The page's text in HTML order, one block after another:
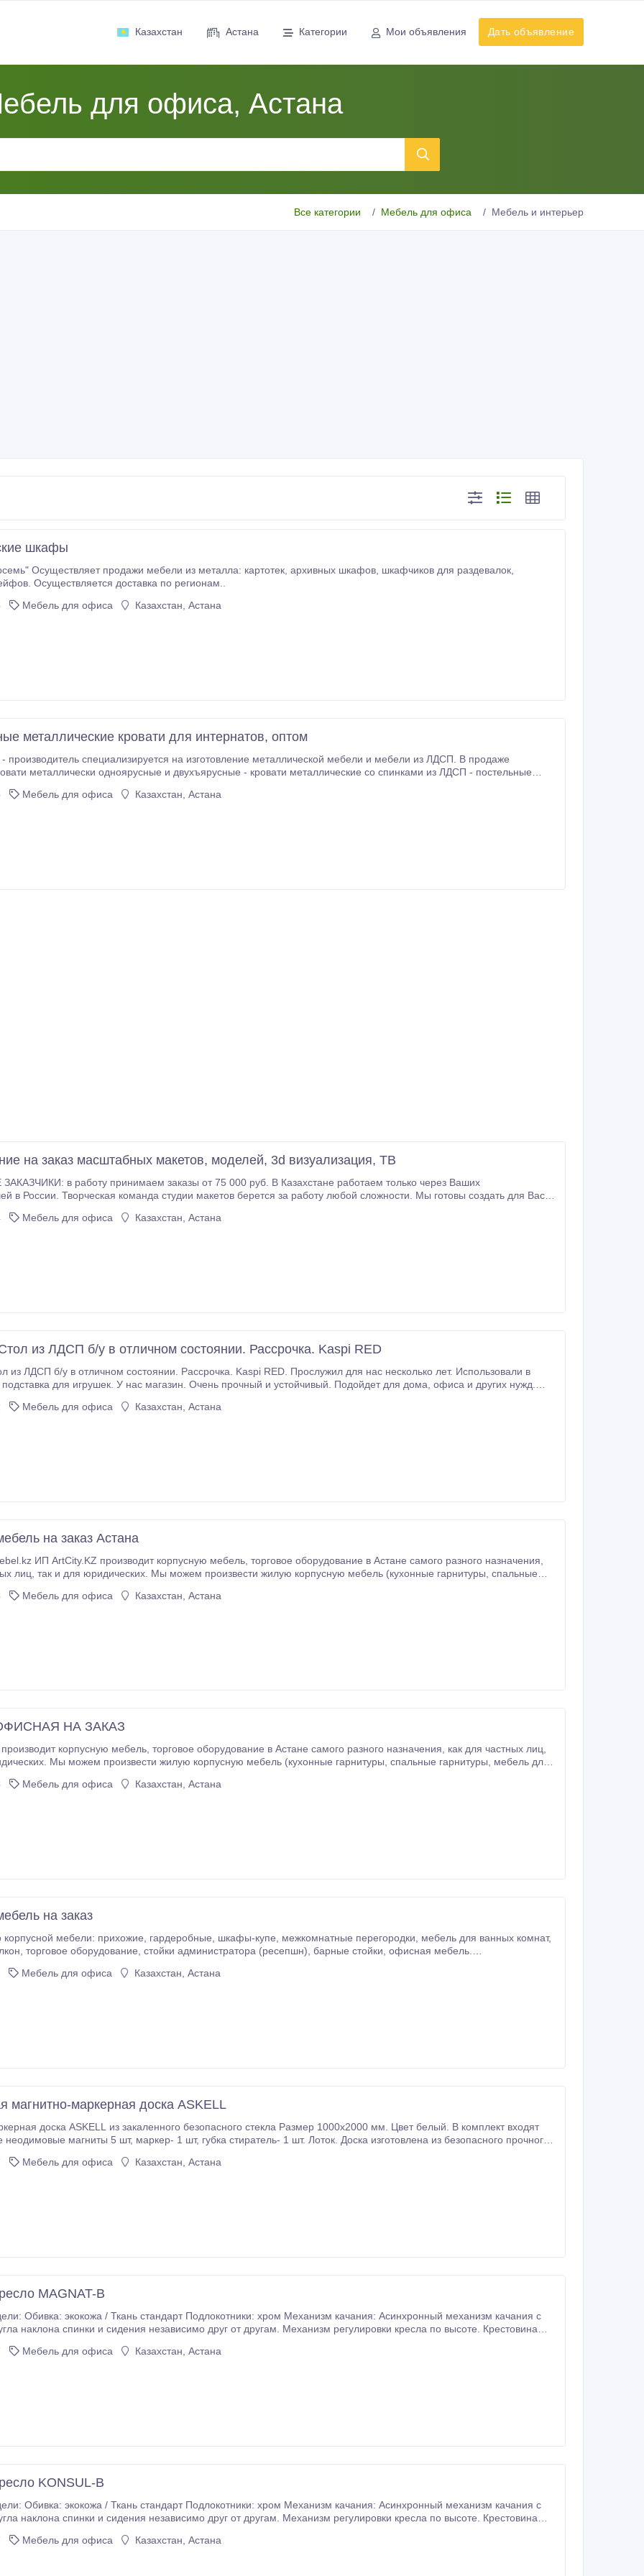
Казахстан Астана Категории Мои объявления Дать объявление
для офиса, Астана
Все категории Мебель для офиса Мебель и интерьер
шкафы
продажи мебели из металла: картотек, архивных шкафов, шкафчиков для раздевалок,
стеллажей, сейфов. Осуществляется доставка по регионам..
Мебель для офиса Казахстан, Астана
металлические кровати для интернатов, оптом
производитель специализируется на изготовление металлической мебели и мебели из ЛДСП. В продаже
металлически одноярусные и двухъярусные - кровати металлические со спинками из ЛДСП - постельные
Мебель для офиса Казахстан, Астана
на заказ масштабных макетов, моделей, 3d визуализация, ТВ
в рабoту принимaем закaзы от 75 000 pуб. В Казахстане работаем только через Ваших
за работу любой сложности. Мы готовы создать для Вас: •
которых эксклюзивные куклы, обладающие сходством с
Мебель для офиса Казахстан, Астана
из ЛДСП б/у в отличном состоянии. Рассрочка. Kaspi RED
у в отличном состоянии. Рассрочка. Kaspi RED. Прослужил для нас несколько лет. Использовали в
для игрушек. У нас магазин. Очень прочный и устойчивый. Подойдет для дома, офиса и других нужд.
Мебель для офиса Казахстан, Астана
на заказ Астана
производит корпусную мебель, торговое оборудование в Астане самого разного назначения,
(кухонные гарнитуры, спальные
Мебель для офиса Казахстан, Астана
НА ЗАКАЗ
торговое оборудование в Астане самого разного назначения, как для частных лиц,
Мы можем произвести жилую корпусную мебель (кухонные гарнитуры, спальные гарнитуры, мебель для
Мебель для офиса Казахстан, Астана
на заказ
гардеробные, шкафы-купе, межкомнатные перегородки, мебель для ванных комнат,
офисная мебель.
Мебель для офиса Казахстан, Астана
магнитно-маркерная доска ASKELL
доска ASKELL из закаленного безопасного стекла Размер 1000x2000 мм. Цвет белый. В комплект входят
1 шт, губка стиратель- 1 шт. Лоток. Доска изготовлена из безопасного прочного
Мебель для офиса Казахстан, Астана
MAGNAT-B
Обивка: экокожа / Ткань стандарт Подлокотники: хром Механизм качания: Асинхронный механизм качания с
наклона спинки и сидения независимо друг от другам. Механизм регулировки кресла по высоте. Крестовина
Мебель для офиса Казахстан, Астана
KONSUL-B
Обивка: экокожа / Ткань стандарт Подлокотники: хром Механизм качания: Асинхронный механизм качания с
наклона спинки и сидения независимо друг от другам. Механизм регулировки кресла по высоте. Крестовина
Мебель для офиса Казахстан, Астана